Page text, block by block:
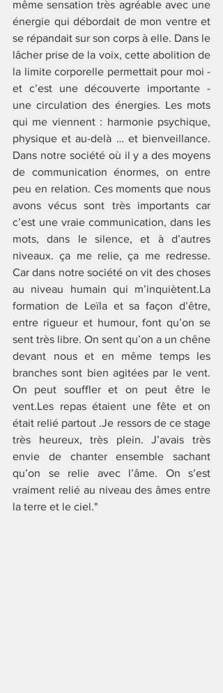
même sensation très agréable avec une
énergie qui débordait de mon ventre et
se répandait sur son corps à elle. Dans le
lâcher prise de la voix, cette abolition de
la limite corporelle permettait pour moi -
et c’est une découverte importante -
une circulation des énergies. Les mots
qui me viennent : harmonie psychique,
physique et au-delà … et bienveillance.
Dans notre société où il y a des moyens
de communication énormes, on entre
peu en relation. Ces moments que nous
avons vécus sont très importants car
c’est une vraie communication, dans les
mots, dans le silence, et à d’autres
niveaux. ça me relie, ça me redresse.
Car dans notre société on vit des choses
au niveau humain qui m’inquiètent.La
formation de Leïla et sa façon d’être,
entre rigueur et humour, font qu’on se
sent très libre. On sent qu’on a un chêne
devant nous et en même temps les
branches sont bien agitées par le vent.
On peut souffler et on peut être le
vent.Les repas étaient une fête et on
était relié partout .Je ressors de ce stage
très heureux, très plein. J’avais très
envie de chanter ensemble sachant
qu’on se relie avec l’âme. On s’est
vraiment relié au niveau des âmes entre
la terre et le ciel."